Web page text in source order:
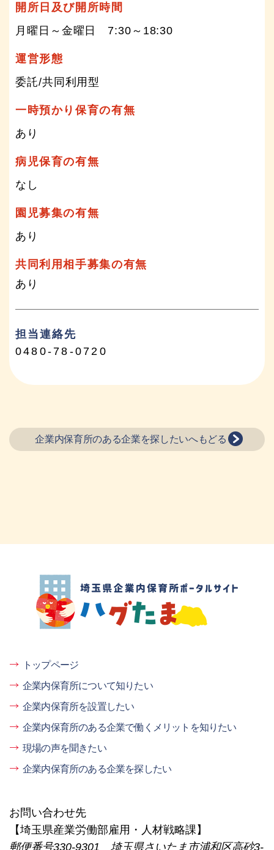
開所日及び開所時間
月曜日～金曜日 7:30～18:30
運営形態
委託/共同利用型
一時預かり保育の有無
あり
病児保育の有無
なし
園児募集の有無
あり
共同利用相手募集の有無
あり
担当連絡先
0480-78-0720
企業内保育所のある企業を探したいへもどる
埼玉県企業内保育所ポータルサイト ハグ
たま
トップページ
企業内保育所について知りたい
企業内保育所を設置したい
企業内保育所のある企業で働くメリットを知りたい
現場の声を聞きたい
企業内保育所のある企業を探したい
お問い合わせ先
【埼玉県産業労働部雇用・人材戦略課】
郵便番号330-9301 埼玉県さいたま市浦和区高砂3-